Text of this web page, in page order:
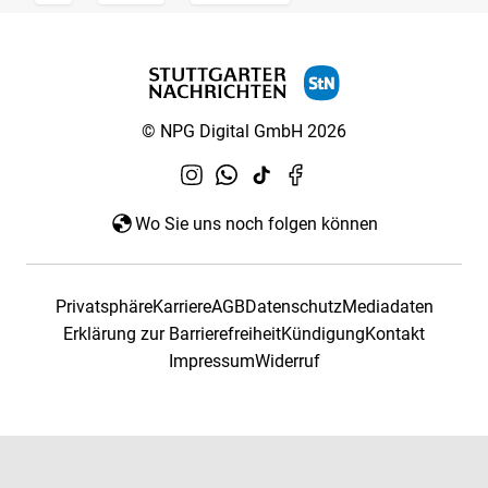
© NPG Digital GmbH 2026
Wo Sie uns noch folgen können
PrivatsphäreKarriereAGBDatenschutzMediadaten
Erklärung zur BarrierefreiheitKündigungKontakt
ImpressumWiderruf